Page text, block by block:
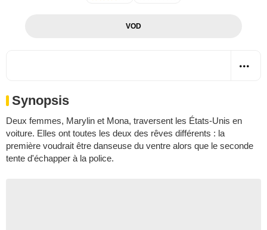
VOD
Synopsis
Deux femmes, Marylin et Mona, traversent les États-Unis en
voiture. Elles ont toutes les deux des rêves différents : la
première voudrait être danseuse du ventre alors que le seconde
tente d'échapper à la police.